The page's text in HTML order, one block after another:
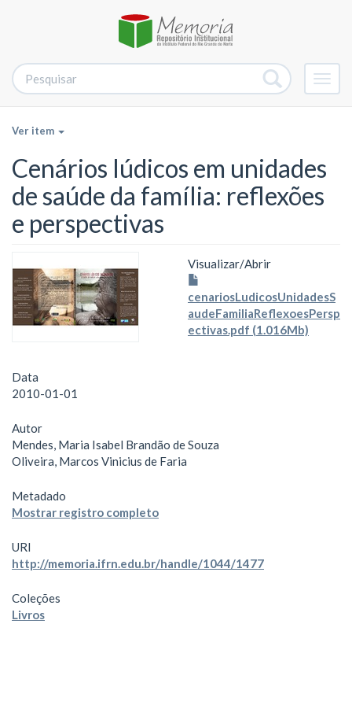
Ver item
Cenários lúdicos em unidades
de saúde da família: reflexões
e perspectivas
Visualizar/Abrir
cenariosLudicosUnidadesS
audeFamiliaReflexoesPersp
ectivas.pdf (1.016Mb)
Data
2010-01-01
Autor
Mendes, Maria Isabel Brandão de Souza
Oliveira, Marcos Vinicius de Faria
Metadado
Mostrar registro completo
URI
http://memoria.ifrn.edu.br/handle/1044/1477
Coleções
Livros